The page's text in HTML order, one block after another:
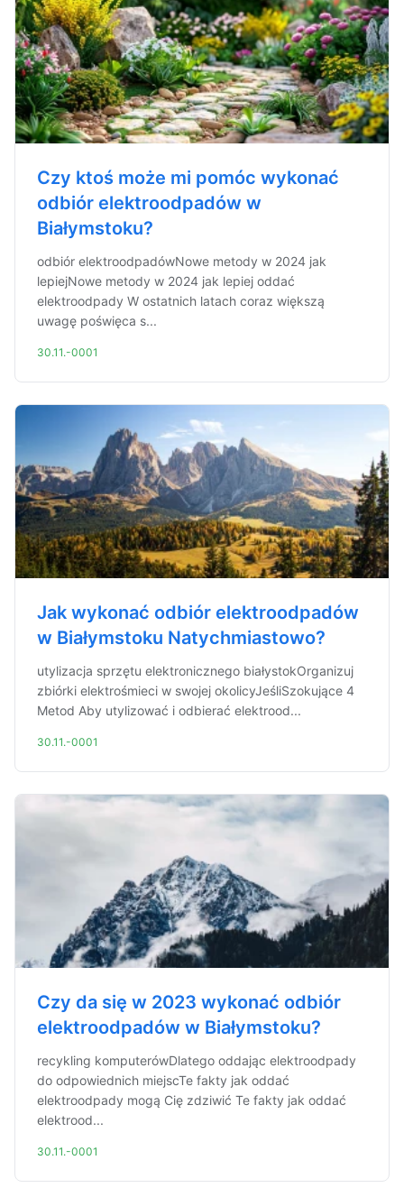
Czy ktoś może mi pomóc wykonać
odbiór elektroodpadów w
Białymstoku?
odbiór elektroodpadówNowe metody w 2024 jak
lepiejNowe metody w 2024 jak lepiej oddać
elektroodpady W ostatnich latach coraz większą
uwagę poświęca s...
30.11.-0001
Jak wykonać odbiór elektroodpadów
w Białymstoku Natychmiastowo?
utylizacja sprzętu elektronicznego białystokOrganizuj
zbiórki elektrośmieci w swojej okolicyJeśliSzokujące 4
Metod Aby utylizować i odbierać elektrood...
30.11.-0001
Czy da się w 2023 wykonać odbiór
elektroodpadów w Białymstoku?
recykling komputerówDlatego oddając elektroodpady
do odpowiednich miejscTe fakty jak oddać
elektroodpady mogą Cię zdziwić Te fakty jak oddać
elektrood...
30.11.-0001